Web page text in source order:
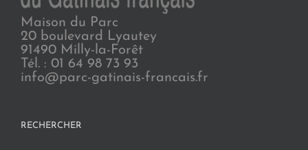
Maison du Parc
20 boulevard Lyautey
91490 Milly-la-Forêt
Tél. : 01 64 98 73 93
info@parc-gatinais-francais.fr
RECHERCHER